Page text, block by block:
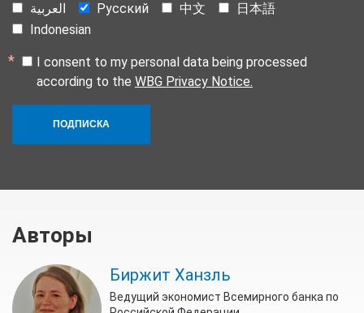
العربية
Русский 中文
日本語
Indonesian
I consent to my personal data being processed
according to the WBG Privacy Notice.
ПОДПИСКА
Авторы
Биржит Ханзль
Ведущий экономист Всемирного банка по